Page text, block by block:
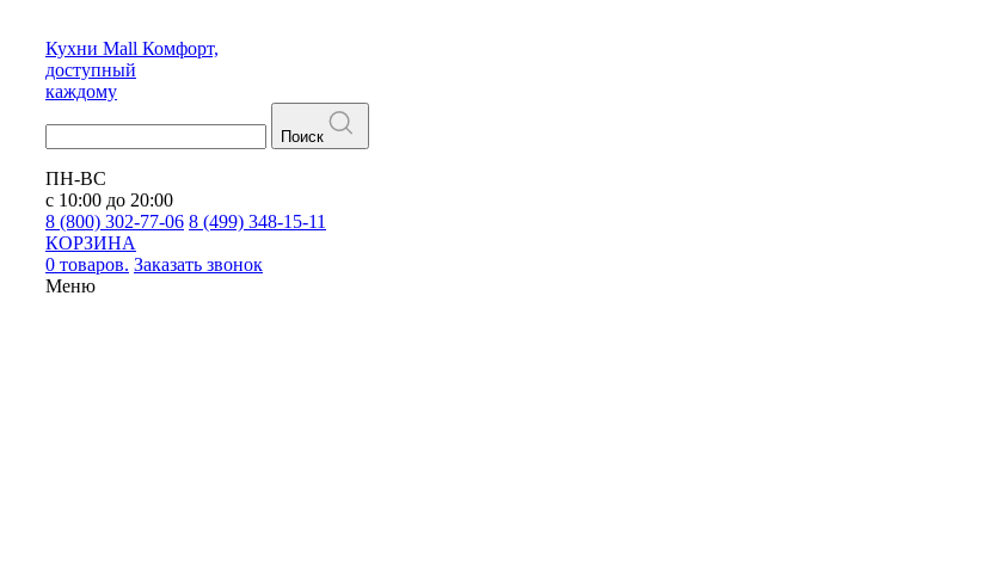
Кухни Mall Комфорт,
доступный
каждому
Поиск
ПН-ВС
с 10:00 до 20:00
8 (800) 302-77-06 8 (499) 348-15-11
КОРЗИНА
0 товаров. Заказать звонок
Меню